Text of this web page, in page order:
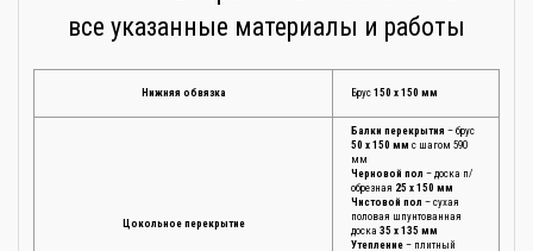
все указанные материалы и работы
Нижняя обвязка Брус 150 х 150 мм
Цокольное перекрытие
Балки перекрытия – брус
50 х 150 мм с шагом 590
мм
Черновой пол – доска п/
обрезная 25 х 150 мм
Чистовой пол – сухая
половая шпунтованная
доска 35 х 135 мм
Утепление – плитный